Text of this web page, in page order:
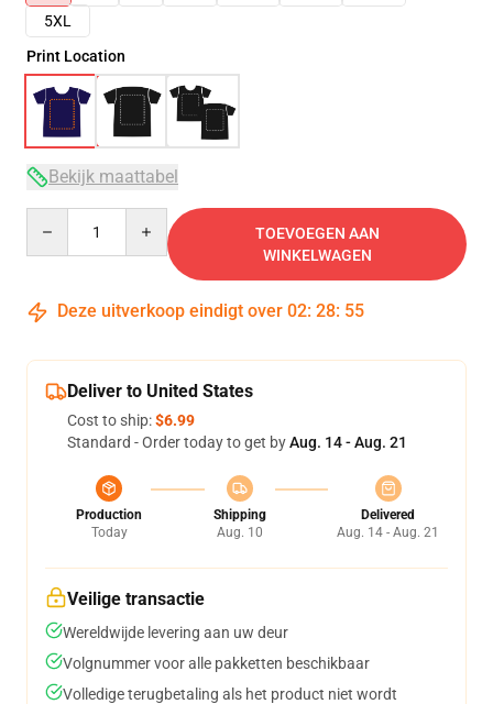
5XL
Print Location
Bekijk maattabel
TOEVOEGEN AAN
WINKELWAGEN
Deze uitverkoop eindigt over 02: 28: 54
Deliver to United States
Cost to ship:$6.99
Standard - Order today to get byAug. 14 - Aug. 21
Production
Today
Shipping
Aug. 10
Delivered
Aug. 14 - Aug. 21
Veilige transactie
Wereldwijde levering aan uw deur
Volgnummer voor alle pakketten beschikbaar
Volledige terugbetaling als het product niet wordt